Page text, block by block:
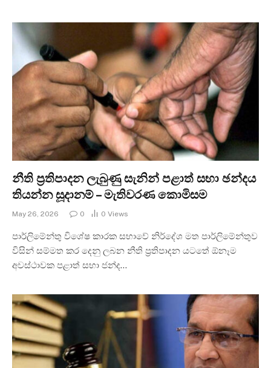
නීති ප්‍රතිපාදන ලැබුණු සැනින් පළාත් සභා ඡන්දය
තියන්න සූදානම් – මැතිවරණ කොමිසම
May 26, 2026 0 0 Views
පාර්ලිමේන්තු විශේෂ කාරක සභාවේ නිර්දේශ මත පාර්ලිමේන්තුව
විසින් සම්මත කර දෙනු ලබන නීති ප්‍රතිපාදන යටතේ ඕනෑම
අවස්ථාවක පළාත් සභා ජන්ද…